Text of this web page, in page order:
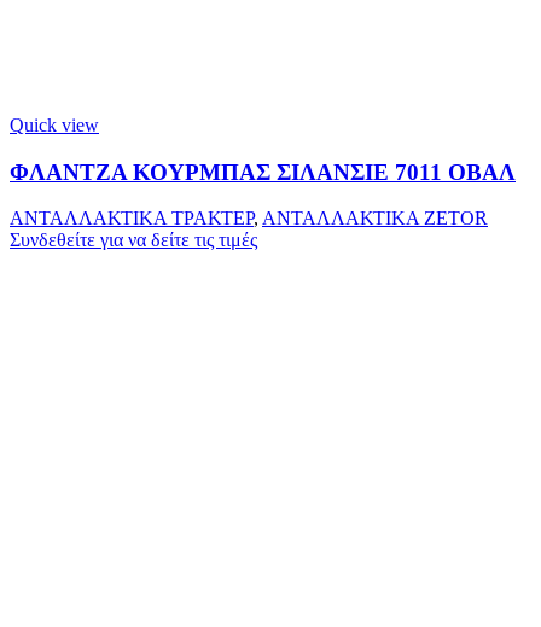
Quick view
ΦΛΑΝΤΖΑ ΚΟΥΡΜΠΑΣ ΣΙΛΑΝΣΙΕ 7011 ΟΒΑΛ
ΑΝΤΑΛΛΑΚΤΙΚΑ ΤΡΑΚΤΕΡ, ΑΝΤΑΛΛΑΚΤΙΚΑ ZETOR
Συνδεθείτε για να δείτε τις τιμές